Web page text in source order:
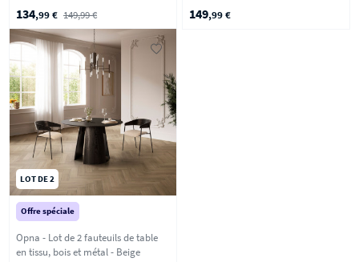
134,99 € 149,99 €
Vert foncé
149,99 €
LOT DE 2
Offre spéciale
Opna - Lot de 2 fauteuils de table
en tissu, bois et métal - Beige